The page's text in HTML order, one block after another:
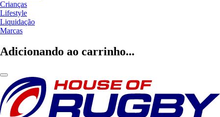
Crianças
Lifestyle
Liquidação
Marcas
Adicionando ao carrinho...